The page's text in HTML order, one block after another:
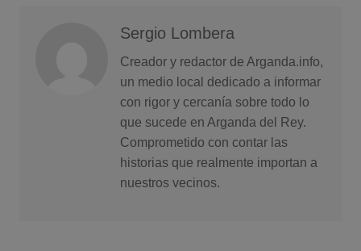
Sergio Lombera
Creador y redactor de Arganda.info,
un medio local dedicado a informar
con rigor y cercanía sobre todo lo
que sucede en Arganda del Rey.
Comprometido con contar las
historias que realmente importan a
nuestros vecinos.